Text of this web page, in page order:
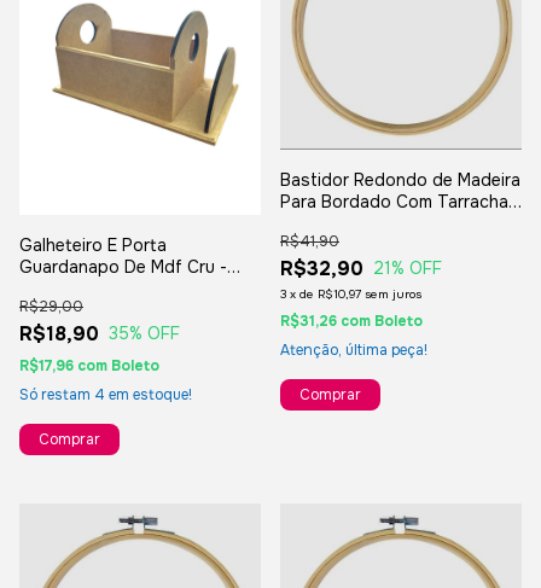
Galheteiro E Porta
Guardanapo De Mdf Cru -
R$18,90
R$29,00
35% OFF
R$17,96 com Boleto
Só restam 4 em estoque!
Bastidor Redondo de Madeira
Para Bordado Com Tarracha -
R$32,90
R$41,90
21% OFF
3 x de R$10,97 sem juros
R$31,26 com Boleto
Atenção, última peça!